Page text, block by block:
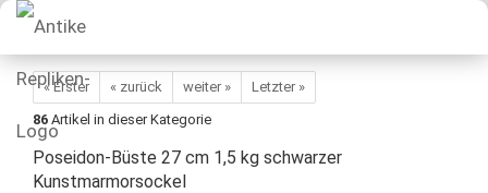
« Erster « zurück weiter »
Letzter »
86 Artikel in dieser Kategorie
Poseidon-Büste 27 cm 1,5 kg schwarzer
Kunstmarmorsockel